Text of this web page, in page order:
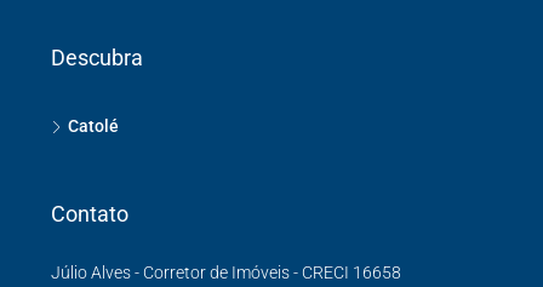
Descubra
Catolé
Contato
Júlio Alves - Corretor de Imóveis - CRECI 16658